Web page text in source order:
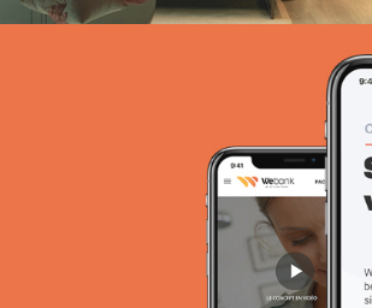
Plateformes digitales